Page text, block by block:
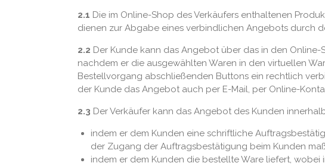
2.1 Die im Online-Shop des Verkäufers enthaltenen
dienen zur Abgabe eines verbindlichen Angebots durch
2.2 Der Kunde kann das Angebot über das in den
nachdem er die ausgewählten Waren in den virtuellen
Bestellvorgang abschließenden Buttons ein rechtlich
der Kunde das Angebot auch per E-Mail, per Online-
2.3 Der Verkäufer kann das Angebot des Kunden
indem er dem Kunden eine schriftliche
der Zugang der Auftragsbestätigung beim Kunden
indem er dem Kunden die bestellte Ware liefert,